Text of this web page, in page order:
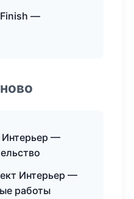
—
—
Интерьер —
работы